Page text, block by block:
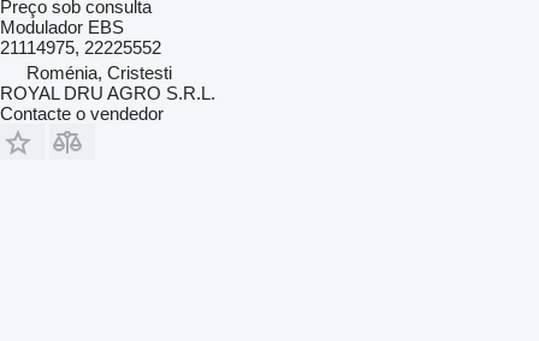
Preço sob consulta
Modulador EBS
21114975, 22225552
Roménia, Cristesti
ROYAL DRU AGRO S.R.L.
Contacte o vendedor